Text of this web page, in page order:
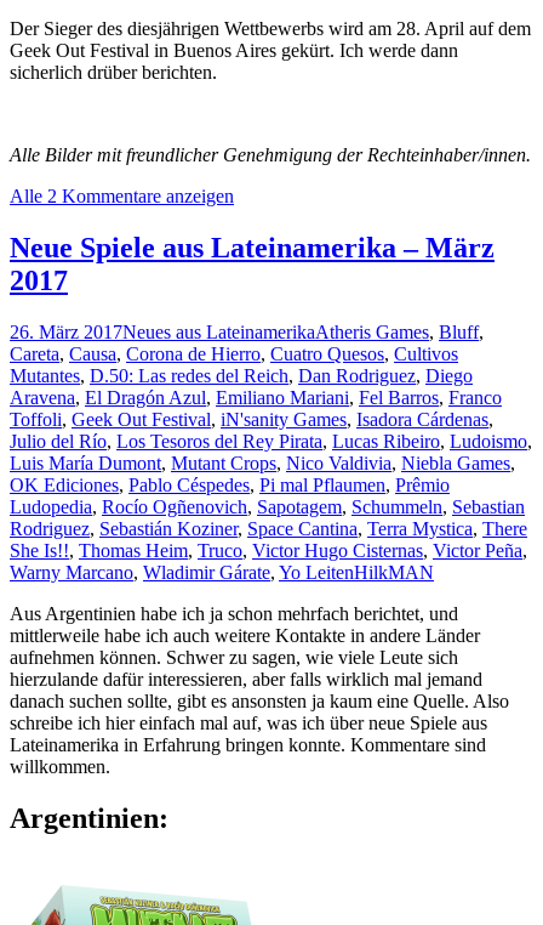
Der Sieger des diesjährigen Wettbewerbs wird am 28. April auf dem
Geek Out Festival in Buenos Aires gekürt. Ich werde dann
sicherlich drüber berichten.
Alle Bilder mit freundlicher Genehmigung der Rechteinhaber/innen.
Alle 2 Kommentare anzeigen
Neue Spiele aus Lateinamerika – März
2017
26. März 2017Neues aus LateinamerikaAtheris Games, Bluff,
Careta, Causa, Corona de Hierro, Cuatro Quesos, Cultivos
Mutantes, D.50: Las redes del Reich, Dan Rodriguez, Diego
Aravena, El Dragón Azul, Emiliano Mariani, Fel Barros, Franco
Toffoli, Geek Out Festival, iN'sanity Games, Isadora Cárdenas,
Julio del Río, Los Tesoros del Rey Pirata, Lucas Ribeiro, Ludoismo,
Luis María Dumont, Mutant Crops, Nico Valdivia, Niebla Games,
OK Ediciones, Pablo Céspedes, Pi mal Pflaumen, Prêmio
Ludopedia, Rocío Ogñenovich, Sapotagem, Schummeln, Sebastian
Rodriguez, Sebastián Koziner, Space Cantina, Terra Mystica, There
She Is!!, Thomas Heim, Truco, Victor Hugo Cisternas, Victor Peña,
Warny Marcano, Wladimir Gárate, Yo LeitenHilkMAN
Aus Argentinien habe ich ja schon mehrfach berichtet, und
mittlerweile habe ich auch weitere Kontakte in andere Länder
aufnehmen können. Schwer zu sagen, wie viele Leute sich
hierzulande dafür interessieren, aber falls wirklich mal jemand
danach suchen sollte, gibt es ansonsten ja kaum eine Quelle. Also
schreibe ich hier einfach mal auf, was ich über neue Spiele aus
Lateinamerika in Erfahrung bringen konnte. Kommentare sind
willkommen.
Argentinien: